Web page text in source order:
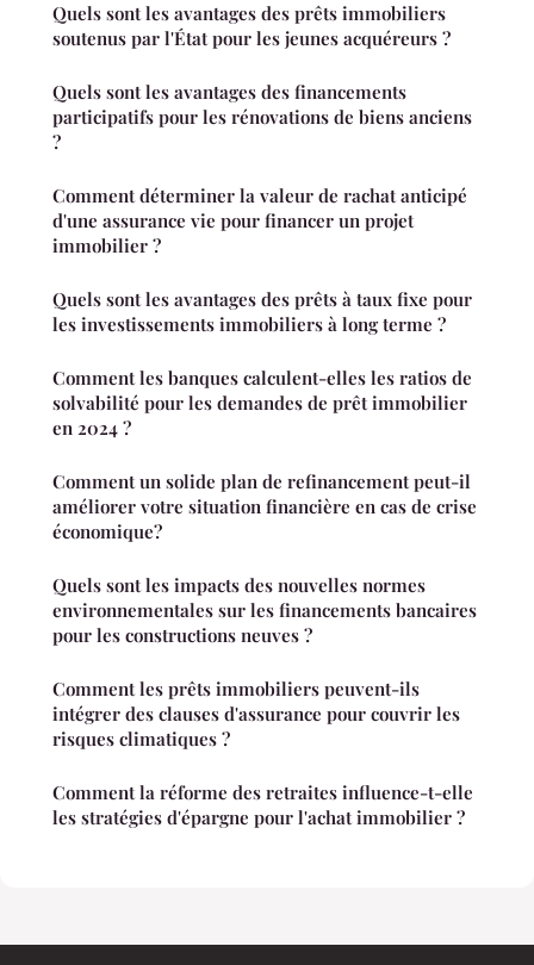
Quels sont les avantages des prêts immobiliers
soutenus par l'État pour les jeunes acquéreurs ?
Quels sont les avantages des financements
participatifs pour les rénovations de biens anciens
?
Comment déterminer la valeur de rachat anticipé
d'une assurance vie pour financer un projet
immobilier ?
Quels sont les avantages des prêts à taux fixe pour
les investissements immobiliers à long terme ?
Comment les banques calculent-elles les ratios de
solvabilité pour les demandes de prêt immobilier
en 2024 ?
Comment un solide plan de refinancement peut-il
améliorer votre situation financière en cas de crise
économique?
Quels sont les impacts des nouvelles normes
environnementales sur les financements bancaires
pour les constructions neuves ?
Comment les prêts immobiliers peuvent-ils
intégrer des clauses d'assurance pour couvrir les
risques climatiques ?
Comment la réforme des retraites influence-t-elle
les stratégies d'épargne pour l'achat immobilier ?